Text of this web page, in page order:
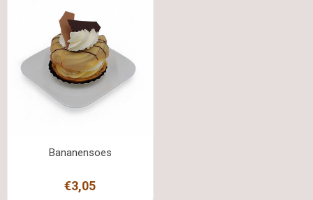
Bananensoes
€3,05